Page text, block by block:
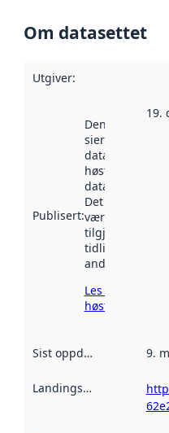
Om datasettet
Utgiver:
Publisert:
Denne datoen
sier når
datasettet ble
høstet av
data.norge.no.
Det kan ha
vært
tilgjengelig
tidligere
andre steder.
Les mer om
høsting her
19.
Sist oppdatert 9.
Landingsside